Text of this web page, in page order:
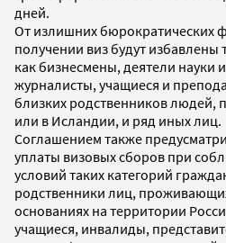
дней.
От излишних бюрократических
получении виз будут избавлены
как бизнесмены, деятели науки
журналисты, учащиеся и
близких родственников людей,
или в Исландии, и ряд иных лиц.
Соглашением также
уплаты визовых сборов при
условий таких категорий
родственники лиц,
основаниях на территории
учащиеся, инвалиды,